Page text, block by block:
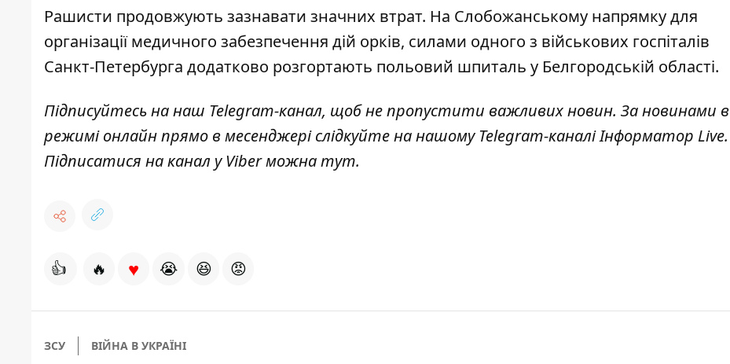
Рашисти продовжують зазнавати значних втрат. На Слобожанському напрямку для
організації медичного забезпечення дій орків, силами одного з військових госпіталів
Санкт-Петербурга додатково розгортають польовий шпиталь у Белгородській області.
Підписуйтесь на наш Telegram-канал, щоб не пропустити важливих новин. За новинами в
режимі онлайн прямо в месенджері слідкуйте на нашому Telegram-каналіІнформатор Live.
Підписатися на канал у Viber можнатут.
👍 🔥 ♥ 😭 😆 😡
ЗСУ ВІЙНА В УКРАЇНІ